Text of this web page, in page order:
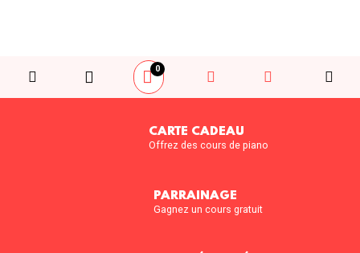
0
CARTE CADEAU
Offrez des cours de piano
PARRAINAGE
Gagnez un cours gratuit